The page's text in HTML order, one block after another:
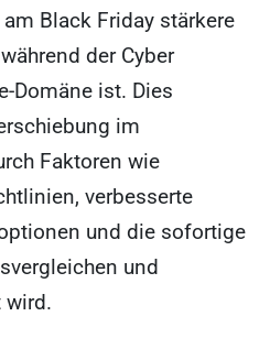
Black Friday stärkere
der Cyber
Domäne ist. Dies
im
Faktoren wie
verbesserte
und die sofortige
und
wird.